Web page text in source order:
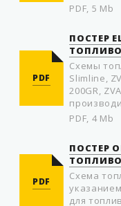
PDF, 5 Mb
PDF
ПОСТЕР
Схемы
Slimline,
200GR,
PDF, 4 Mb
PDF
ПОСТЕР
Схема
для